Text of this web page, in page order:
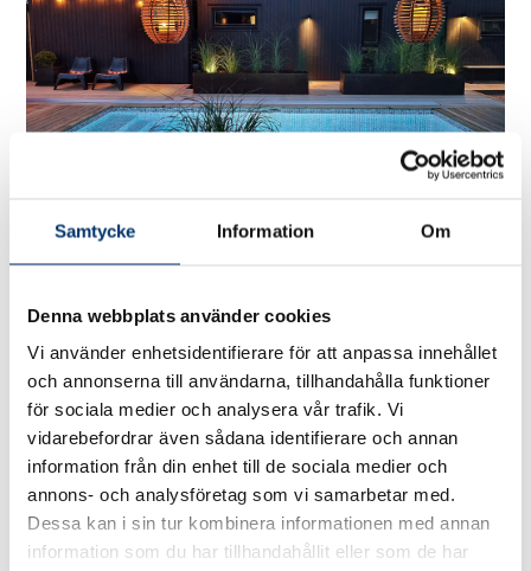
Samtycke Information Om
Denna webbplats använder cookies
Vi använder enhetsidentifierare för att anpassa innehållet
och annonserna till användarna, tillhandahålla funktioner
för sociala medier och analysera vår trafik. Vi
vidarebefordrar även sådana identifierare och annan
information från din enhet till de sociala medier och
annons- och analysföretag som vi samarbetar med.
Dessa kan i sin tur kombinera informationen med annan
information som du har tillhandahållit eller som de har